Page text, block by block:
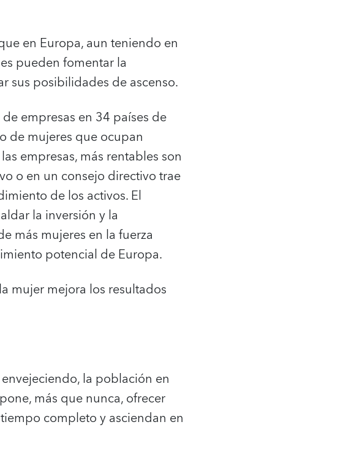
en Europa, aun teniendo en
pueden fomentar la
sus posibilidades de ascenso.
empresas en 34 países de
de mujeres que ocupan
empresas, más rentables son
o en un consejo directivo trae
de los activos. El
la inversión y la
más mujeres en la fuerza
potencial de Europa.
mujer mejora los resultados
la población en
más que nunca, ofrecer
completo y asciendan en